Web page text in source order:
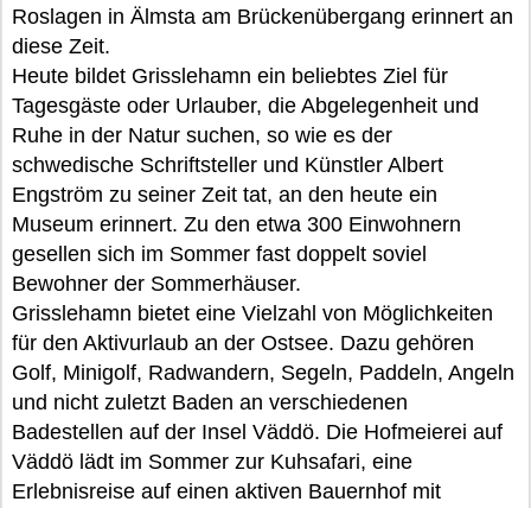
Roslagen in Älmsta am Brückenübergang erinnert an
diese Zeit.
Heute bildet Grisslehamn ein beliebtes Ziel für
Tagesgäste oder Urlauber, die Abgelegenheit und
Ruhe in der Natur suchen, so wie es der
schwedische Schriftsteller und Künstler Albert
Engström zu seiner Zeit tat, an den heute ein
Museum erinnert. Zu den etwa 300 Einwohnern
gesellen sich im Sommer fast doppelt soviel
Bewohner der Sommerhäuser.
Grisslehamn bietet eine Vielzahl von Möglichkeiten
für den Aktivurlaub an der Ostsee. Dazu gehören
Golf, Minigolf, Radwandern, Segeln, Paddeln, Angeln
und nicht zuletzt Baden an verschiedenen
Badestellen auf der Insel Väddö. Die Hofmeierei auf
Väddö lädt im Sommer zur Kuhsafari, eine
Erlebnisreise auf einen aktiven Bauernhof mit